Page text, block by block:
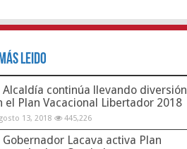
Leido
Alcaldía continúa llevando diversión
el Plan Vacacional Libertador 2018
13, 2018 445,226
Gobernador Lacava activa Plan